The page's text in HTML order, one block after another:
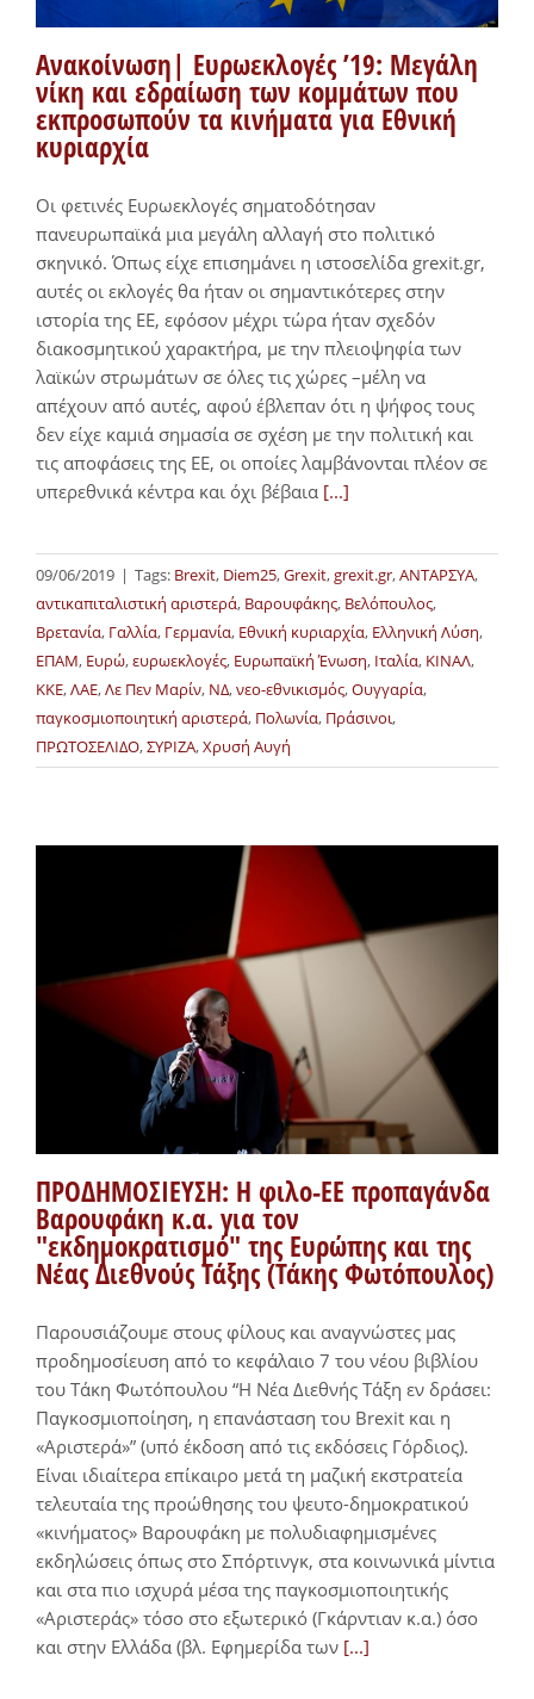
Ανακοίνωση| Ευρωεκλογές ’19: Μεγάλη
νίκη και εδραίωση των κομμάτων που
εκπροσωπούν τα κινήματα για Εθνική
κυριαρχία
Οι φετινές Ευρωεκλογές σηματοδότησαν
πανευρωπαϊκά μια μεγάλη αλλαγή στο πολιτικό
σκηνικό. Όπως είχε επισημάνει η ιστοσελίδα grexit.gr,
αυτές οι εκλογές θα ήταν οι σημαντικότερες στην
ιστορία της ΕΕ, εφόσον μέχρι τώρα ήταν σχεδόν
διακοσμητικού χαρακτήρα, με την πλειοψηφία των
λαϊκών στρωμάτων σε όλες τις χώρες –μέλη να
απέχουν από αυτές, αφού έβλεπαν ότι η ψήφος τους
δεν είχε καμιά σημασία σε σχέση με την πολιτική και
τις αποφάσεις της ΕΕ, οι οποίες λαμβάνονται πλέον σε
υπερεθνικά κέντρα και όχι βέβαια [...]
09/06/2019 | Tags: Brexit, Diem25,Grexit,grexit.gr,ΑΝΤΑΡΣΥΑ,
αντικαπιταλιστική αριστερά, Βαρουφάκης, Βελόπουλος,
Βρετανία, Γαλλία, Γερμανία, Εθνική κυριαρχία, Ελληνική Λύση,
ΕΠΑΜ, Ευρώ,ευρωεκλογές, Ευρωπαϊκή Ένωση, Ιταλία, ΚΙΝΑΛ,
ΚΚΕ,ΛΑΕ,Λε Πεν Μαρίν, ΝΔ,νεο-εθνικισμός,Ουγγαρία,
παγκοσμιοποιητική αριστερά, Πολωνία, Πράσινοι,
ΠΡΩΤΟΣΕΛΙΔΟ,ΣΥΡΙΖΑ,Χρυσή Αυγή
ΠΡΟΔΗΜΟΣΙΕΥΣΗ: Η φιλο-ΕΕ προπαγάνδα
Βαρουφάκη κ.α. για τον
"εκδημοκρατισμό" της Ευρώπης και της
Νέας Διεθνούς Τάξης (Τάκης Φωτόπουλος)
Παρουσιάζουμε στους φίλους και αναγνώστες μας
προδημοσίευση από το κεφάλαιο 7 του νέου βιβλίου
του Τάκη Φωτόπουλου “Η Νέα Διεθνής Τάξη εν δράσει:
Παγκοσμιοποίηση, η επανάσταση του Brexit και η
«Αριστερά»” (υπό έκδοση από τις εκδόσεις Γόρδιος).
Είναι ιδιαίτερα επίκαιρο μετά τη μαζική εκστρατεία
τελευταία της προώθησης του ψευτο-δημοκρατικού
«κινήματος» Βαρουφάκη με πολυδιαφημισμένες
εκδηλώσεις όπως στο Σπόρτινγκ, στα κοινωνικά μίντια
και στα πιο ισχυρά μέσα της παγκοσμιοποιητικής
«Αριστεράς» τόσο στο εξωτερικό (Γκάρντιαν κ.α.) όσο
και στην Ελλάδα (βλ. Εφημερίδα των [...]